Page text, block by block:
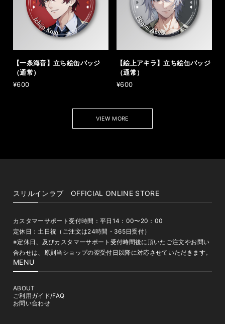
【一条海音】立ち絵缶バッジ
（通常）
¥600
【絵上アキラ】立ち絵缶バッジ
（通常）
¥600
VIEW MORE
スリルインラブ OFFICIAL ONLINE STORE
カスタマーサポート受付時間：平日14：00〜20：00
定休日：土日祝（ご注文は24時間・365日受付）
※定休日、及びカスタマーサポート受付時間後に頂いたご注文やお問い
合わせは、原則当ショップの翌受付日以降に対応させていただきます。
MENU
ABOUT
ご利用ガイド/FAQ
お問い合わせ